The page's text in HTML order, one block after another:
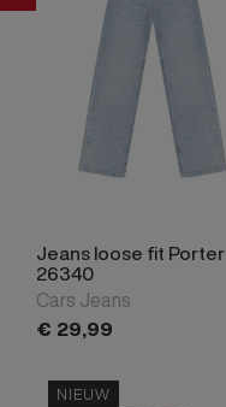
Jeans loose fit Porter
26340
Cars Jeans
€ 29,99
NIEUW